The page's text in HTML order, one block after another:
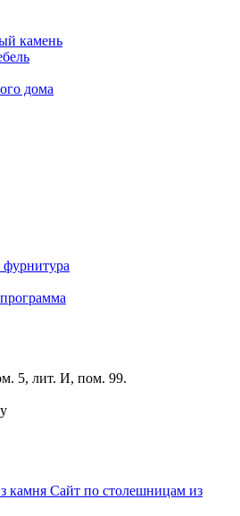
камень
дома
5, лит. И, пом. 99.
камня Сайт по столешницам из